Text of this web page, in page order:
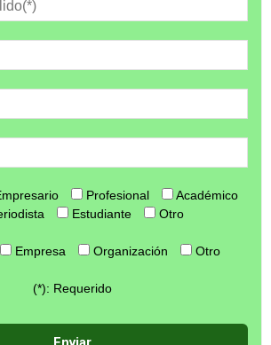
Profesional
Académico
Estudiante Otro
Empresa Organización Otro
(*): Requerido